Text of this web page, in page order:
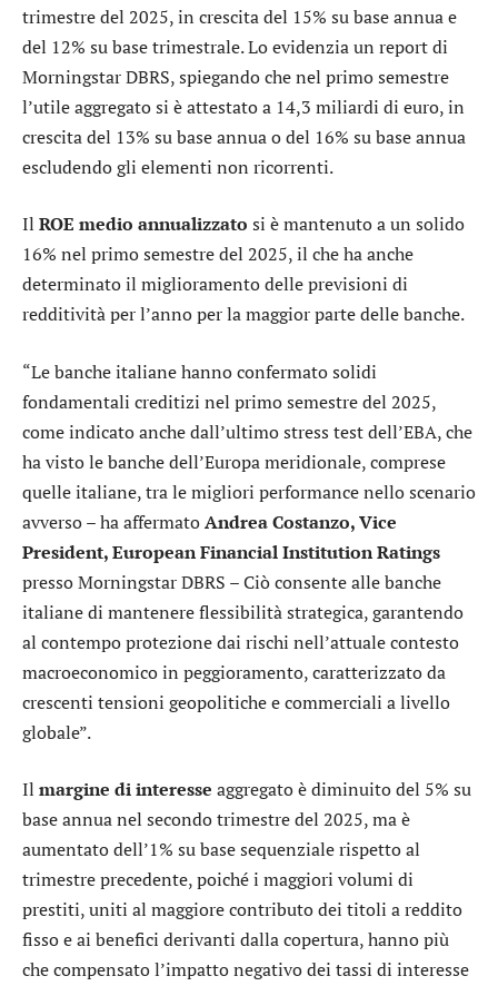
trimestre del 2025, in crescita del 15% su base annua e
del 12% su base trimestrale. Lo evidenzia un report di
Morningstar DBRS, spiegando che nel primo semestre
l’utile aggregato si è attestato a 14,3 miliardi di euro, in
crescita del 13% su base annua o del 16% su base annua
escludendo gli elementi non ricorrenti.
Il ROE medio annualizzato si è mantenuto a un solido
16% nel primo semestre del 2025, il che ha anche
determinato il miglioramento delle previsioni di
redditività per l’anno per la maggior parte delle banche.
“Le banche italiane hanno confermato solidi
fondamentali creditizi nel primo semestre del 2025,
come indicato anche dall’ultimo stress test dell’EBA, che
ha visto le banche dell’Europa meridionale, comprese
quelle italiane, tra le migliori performance nello scenario
avverso – ha affermatoAndrea Costanzo, Vice
President, European Financial Institution Ratings
presso Morningstar DBRS – Ciò consente alle banche
italiane di mantenere flessibilità strategica, garantendo
al contempo protezione dai rischi nell’attuale contesto
macroeconomico in peggioramento, caratterizzato da
crescenti tensioni geopolitiche e commerciali a livello
globale”.
Il margine di interesse aggregato è diminuito del 5% su
base annua nel secondo trimestre del 2025, ma è
aumentato dell’1% su base sequenziale rispetto al
trimestre precedente, poiché i maggiori volumi di
prestiti, uniti al maggiore contributo dei titoli a reddito
fisso e ai benefici derivanti dalla copertura, hanno più
che compensato l’impatto negativo dei tassi di interesse